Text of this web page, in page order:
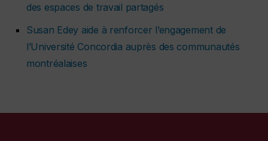
des espaces de travail partagés
Susan Edey aide à renforcer l’engagement de
l’Université Concordia auprès des communautés
montréalaises